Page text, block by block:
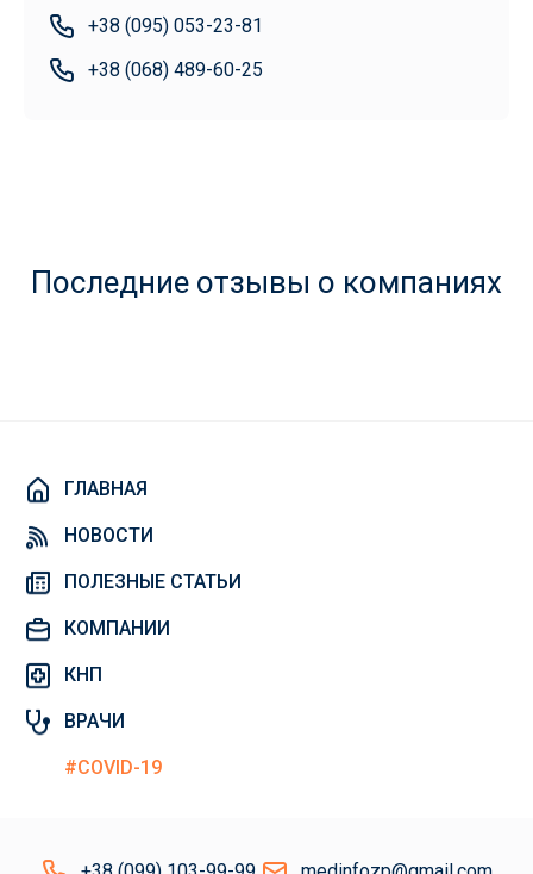
+38 (095) 053-23-81
+38 (068) 489-60-25
Последние отзывы о компаниях
ГЛАВНАЯ
НОВОСТИ
ПОЛЕЗНЫЕ СТАТЬИ
КОМПАНИИ
КНП
ВРАЧИ
#COVID-19